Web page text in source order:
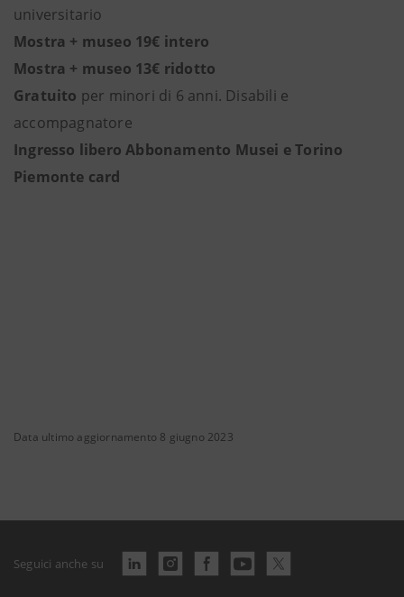
universitario
Mostra + museo 19€ intero
Mostra + museo 13€ ridotto
Gratuito per minori di 6 anni. Disabili e
accompagnatore
Ingresso libero Abbonamento Musei e Torino
Piemonte card
Data ultimo aggiornamento 8 giugno 2023
Seguici anche su